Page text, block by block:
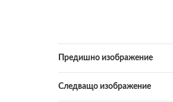
Предишно изображение
Следващо изображение